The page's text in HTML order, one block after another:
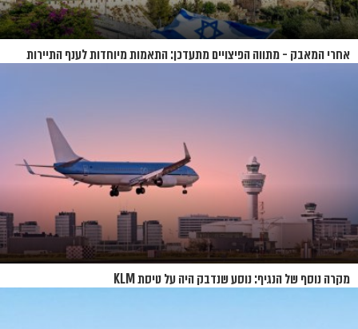
אחרי המאבק - מתווה הפיצויים מתעדכן: התאמות מיוחדות לענף התיירות
מקרה נוסף של הנגיף: נוסע שנדבק היה על טיסת KLM